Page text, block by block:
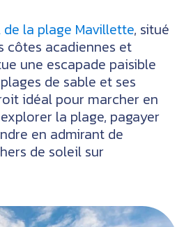
la plage Mavillette, situé
côtes acadiennes et
une escapade paisible
de sable et ses
idéal pour marcher en
la plage, pagayer
en admirant de
de soleil sur